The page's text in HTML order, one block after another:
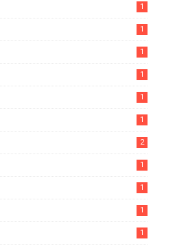
1
1
1
1
1
1
2
1
1
1
1